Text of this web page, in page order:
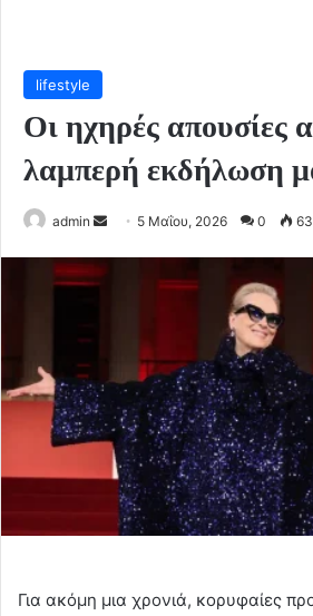
lifestyle
Οι ηχηρές απουσίες
λαμπερή εκδήλωση
admin
Send 5 Μαΐου, 2026 0 63
Για ακόμη μια χρονιά, κορυφαίες